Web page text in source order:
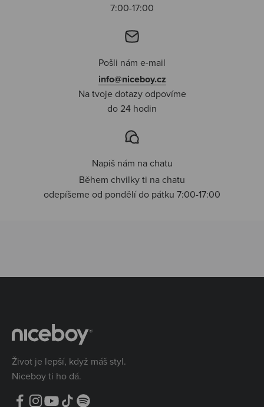
7:00-17:00
Pošli nám e-mail
info@niceboy.cz
Na tvoje dotazy odpovíme
do 24 hodin
Napiš nám na chatu
Během chvilky ti na chatu
odepíšeme od pondělí do pátku 7:00-17:00
Život je lepší, když máš styl.
Niceboy ti ho dá.